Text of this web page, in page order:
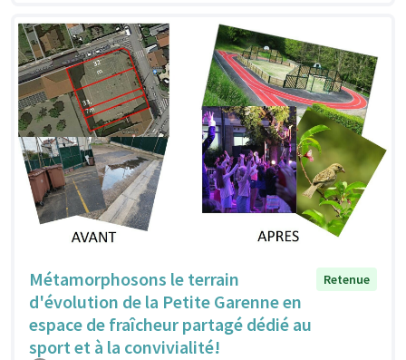
Métamorphosons le terrain
d'évolution de la Petite Garenne en
espace de fraîcheur partagé dédié au
sport et à la convivialité!
Retenue